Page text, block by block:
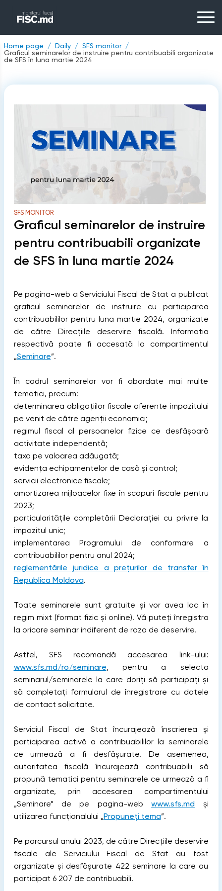
Home page Daily
SFS monitor
Graficul seminarelor de instruire pentru contribuabili organizate
de SFS în luna martie 2024
SFS MONITOR
Graficul seminarelor de instruire
pentru contribuabili organizate
de SFS în luna martie 2024
Pe pagina-web a Serviciului Fiscal de Stat a publicat
graficul seminarelor de instruire cu participarea
contribuabililor pentru luna martie 2024, organizate
de către Direcțiile deservire fiscală. Informația
respectivă poate fi accesată la compartimentul
„Seminare”.
În cadrul seminarelor vor fi abordate mai multe
tematici, precum:
determinarea obligațiilor fiscale aferente impozitului
pe venit de către agenţii economici;
regimul fiscal al persoanelor fizice ce desfășoară
activitate independentă;
taxa pe valoarea adăugată;
evidența echipamentelor de casă și control;
servicii electronice fiscale;
amortizarea mijloacelor fixe în scopuri fiscale pentru
2023;
particularitățile completării Declarației cu privire la
impozitul unic;
implementarea Programului de conformare a
contribuabililor pentru anul 2024;
reglementările juridice a prețurilor de transfer în
Republica Moldova.
Toate seminarele sunt gratuite și vor avea loc în
regim mixt (format fizic și online). Vă puteți înregistra
la oricare seminar indiferent de raza de deservire.
Astfel, SFS recomandă accesarea link-ului:
www.sfs.md/ro/seminare, pentru a selecta
seminarul/seminarele la care doriți să participați și
să completați formularul de înregistrare cu datele
de contact solicitate.
Serviciul Fiscal de Stat încurajează înscrierea și
participarea activă a contribuabililor la seminarele
ce urmează a fi desfășurate. De asemenea,
autoritatea fiscală încurajează contribuabilii să
propună tematici pentru seminarele ce urmează a fi
organizate, prin accesarea compartimentului
„Seminare” de pe pagina-webwww.sfs.md și
utilizarea funcționalului „Propuneți tema”.
Pe parcursul anului 2023, de către Direcțiile deservire
fiscale ale Serviciului Fiscal de Stat au fost
organizate și desfășurate 422 seminare la care au
participat 6 207 de contribuabili.